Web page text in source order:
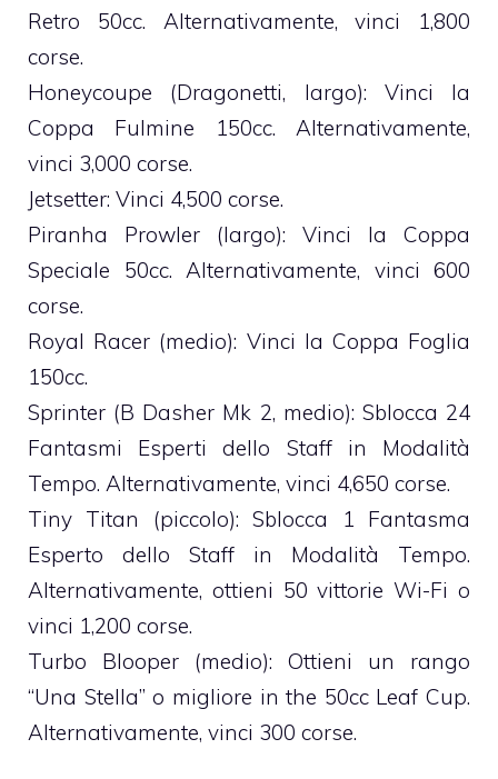
Retro 50cc. Alternativamente, vinci 1,800
corse.
Honeycoupe (Dragonetti, largo): Vinci la
Coppa Fulmine 150cc. Alternativamente,
vinci 3,000 corse.
Jetsetter: Vinci 4,500 corse.
Piranha Prowler (largo): Vinci la Coppa
Speciale 50cc. Alternativamente, vinci 600
corse.
Royal Racer (medio): Vinci la Coppa Foglia
150cc.
Sprinter (B Dasher Mk 2, medio): Sblocca 24
Fantasmi Esperti dello Staff in Modalità
Tempo. Alternativamente, vinci 4,650 corse.
Tiny Titan (piccolo): Sblocca 1 Fantasma
Esperto dello Staff in Modalità Tempo.
Alternativamente, ottieni 50 vittorie Wi-Fi o
vinci 1,200 corse.
Turbo Blooper (medio): Ottieni un rango
“Una Stella” o migliore in the 50cc Leaf Cup.
Alternativamente, vinci 300 corse.